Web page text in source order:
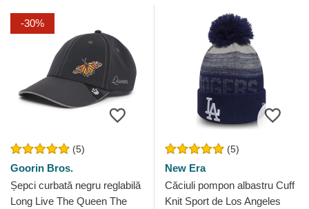
-30%
(5)
Goorin Bros.
Șepci curbată negru reglabilă
Long Live The Queen The
(5)
New Era
Căciuli pompon albastru Cuff
Knit Sport de Los Angeles